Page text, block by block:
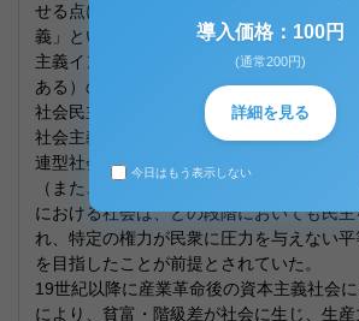
せる点に特徴が見出される。なお、西欧
義」といった場合は社会民主主義のほう
主義インターナショナル」は社会民主主
ある）ので注意が必要である。
社会民主主義や空想的社会主義、ユーゴ
社会主義と区別するために、この項で述
連型社会主義」と呼ぶこともある。
（また、当初のマルクス主義における社
における社会は、どの段階においても民主
れ、特定の権力が民衆に圧力を与えない
を目指したことが前提とされていた。
19世紀以降に産業革命後の資本主義社会
により、貧富・階級差が社会に生じ、生
導入価格：100円
(通常200円)
詳細を見る
今日はもう表示しない